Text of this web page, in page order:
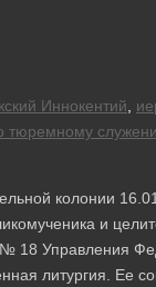
Иннокентий
тюремному
колонии
и
18 Управления
литургия. Ее